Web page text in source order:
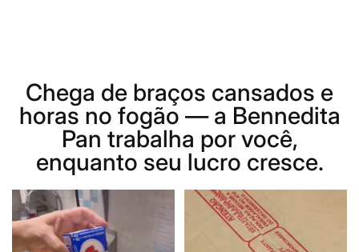
Chega de braços cansados e
horas no fogão — a Bennedita
Pan trabalha por você,
enquanto seu lucro cresce.